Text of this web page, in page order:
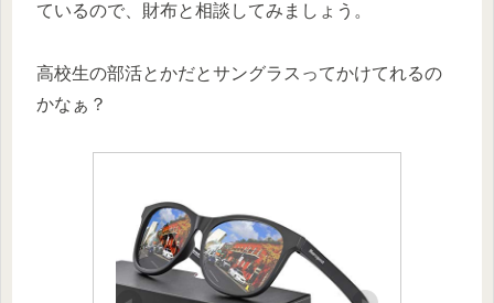
ているので、財布と相談してみましょう。
高校生の部活とかだとサングラスってかけてれるの
かなぁ？